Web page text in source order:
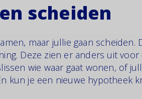
scheiden
maar jullie gaan
Deze zien er anders uit
wie waar gaat wonen, of
kun je een nieuwe hypotheek